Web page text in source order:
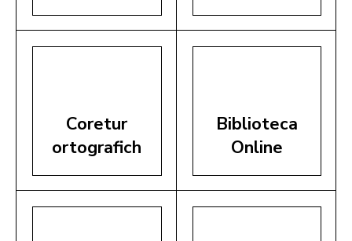
Coretur
ortografich
Biblioteca
Online